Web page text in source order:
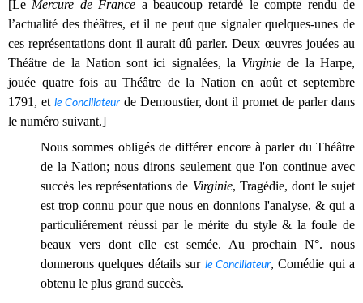
[LeMercure de France a beaucoup retardé le compte rendu de
l’actualité des théâtres, et il ne peut que signaler quelques-unes de
ces représentations dont il aurait dû parler. Deux œuvres jouées au
Théâtre de la Nation sont ici signalées, la Virginie de la Harpe,
jouée quatre fois au Théâtre de la Nation en août et septembre
1791, et le Conciliateurde Demoustier, dont il promet de parler dans
le numéro suivant.]
Nous sommes obligés de différer encore à parler du Théâtre
de la Nation; nous dirons seulement que l'on continue avec
succès les représentations de Virginie, Tragédie, dont le sujet
est trop connu pour que nous en donnions l'analyse, & qui a
particuliérement réussi par le mérite du style & la foule de
beaux vers dont elle est semée. Au prochain N°. nous
donnerons quelques détails sur le Conciliateur, Comédie qui a
obtenu le plus grand succès.